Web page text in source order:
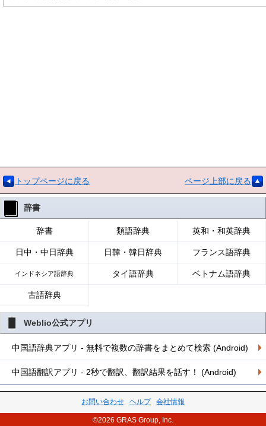
トップページに戻る ページ上部に戻る
辞書
辞書 類語辞典 英和・和英辞典
日中・中日辞典 日韓・韓日辞典 フランス語辞典
インドネシア語辞典 タイ語辞典 ベトナム語辞典
古語辞典
Weblio公式アプリ
中国語辞典アプリ - 無料で複数の辞書をまとめて検索 (Android)
中国語翻訳アプリ - 2秒で翻訳、翻訳結果を話す！ (Android)
お問い合わせ ヘルプ 会社情報
©2026 GRAS Group, Inc.